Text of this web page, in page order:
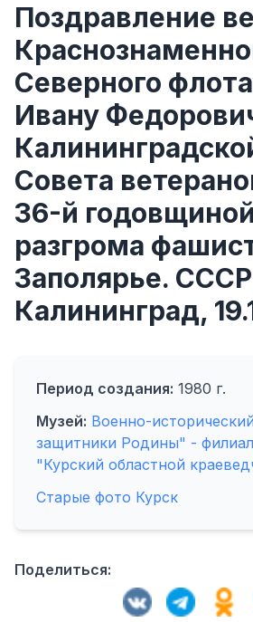
Поздравление
Северного
Ивану
Совета
36-й годовщиной
разгрома
Заполярье.
Калининград,
Период создания: 1980 г.
Музей: Военно-
защитники Родины" -
"Курский областной
Старые фото Курск
Поделиться: